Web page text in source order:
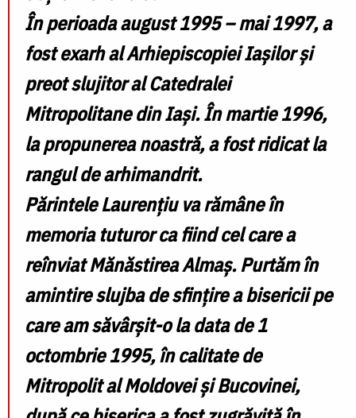
În perioada august 1995 – mai 1997, a
fost exarh al Arhiepiscopiei Iașilor și
preot slujitor al Catedralei
Mitropolitane din Iași. În martie 1996,
la propunerea noastră, a fost ridicat la
rangul de arhimandrit.
Părintele Laurențiu va rămâne în
memoria tuturor ca fiind cel care a
reînviat Mănăstirea Almaș. Purtăm în
amintire slujba de sfințire a bisericii pe
care am săvârșit-o la data de 1
octombrie 1995, în calitate de
Mitropolit al Moldovei și Bucovinei,